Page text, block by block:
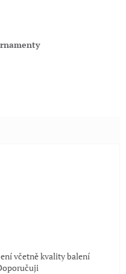
5 z 5 hvězdiček.
5 z 5 hvězdiček.
včetně kvality balení